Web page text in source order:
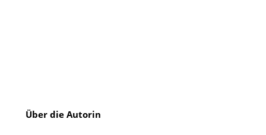
Über die Autorin